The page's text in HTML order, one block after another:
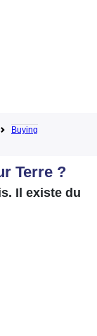
Buying
Terre ?
Il existe du